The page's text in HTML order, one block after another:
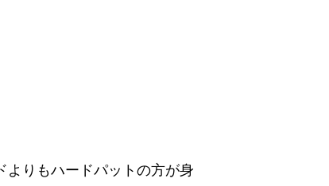
よりもハードパットの方が身